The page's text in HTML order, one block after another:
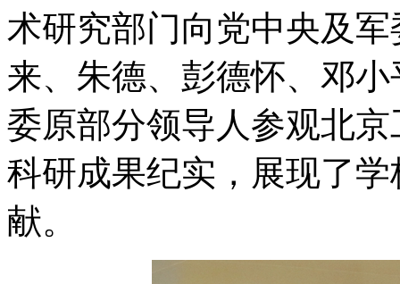
术研究部门向党中央及
来、朱德、彭德怀、邓
委原部分领导人参观北
科研成果纪实，展现了
献。